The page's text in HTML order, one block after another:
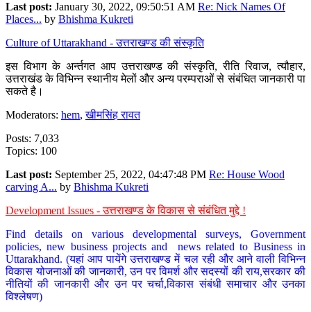
Last post: January 30, 2022, 09:50:51 AM Re: Nick Names Of
Places... by Bhishma Kukreti
Culture of Uttarakhand - उत्तराखण्ड की संस्कृति
इस विभाग के अर्न्तगत आप उत्तराखण्ड की संस्कृति, रीति रिवाज, त्यौहार,
उत्तराखंड के विभिन्न स्थानीय मेलों और अन्य परम्पराओं से संबंधित जानकारी पा
सकते है।
Moderators: hem,खीमसिंह रावत
Posts: 7,033
Topics: 100
Last post: September 25, 2022, 04:47:48 PM Re: House Wood
carving A... by Bhishma Kukreti
Development Issues - उत्तराखण्ड के विकास से संबंधित मुद्दे !
Find details on various developmental surveys, Government
policies, new business projects and news related to Business in
Uttarakhand. (यहां आप पायेंगे उत्तराखण्ड में चल रही और आने वाली विभिन्न
विकास योजनाओं की जानकारी, उन पर विमर्श और सदस्यों की राय,सरकार की
नीतियों की जानकारी और उन पर चर्चा,विकास संबंधी समाचार और उनका
विश्लेषण)